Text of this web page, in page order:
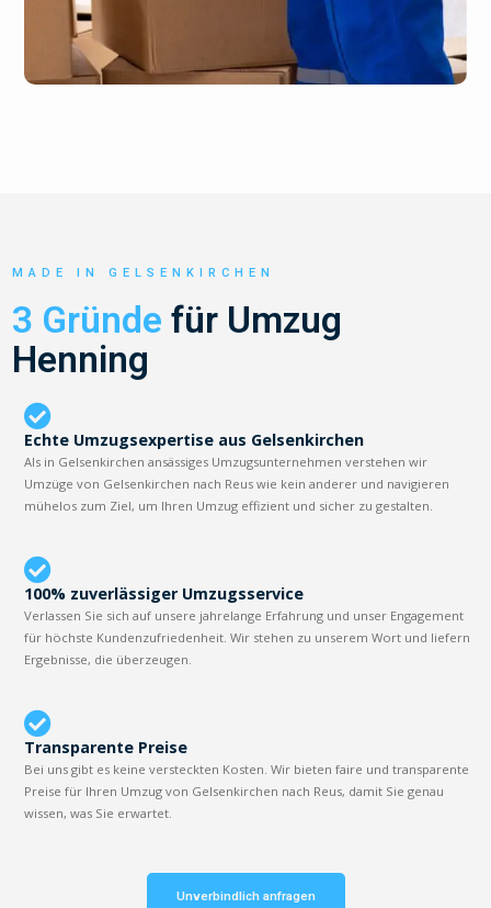
MADE IN GELSENKIRCHEN
3 Gründe für Umzug
Henning
Echte Umzugsexpertise aus Gelsenkirchen
Als in Gelsenkirchen ansässiges Umzugsunternehmen verstehen wir
Umzüge von Gelsenkirchen nach Reus wie kein anderer und navigieren
mühelos zum Ziel, um Ihren Umzug effizient und sicher zu gestalten.
100% zuverlässiger Umzugsservice
Verlassen Sie sich auf unsere jahrelange Erfahrung und unser Engagement
für höchste Kundenzufriedenheit. Wir stehen zu unserem Wort und liefern
Ergebnisse, die überzeugen.
Transparente Preise
Bei uns gibt es keine versteckten Kosten. Wir bieten faire und transparente
Preise für Ihren Umzug von Gelsenkirchen nach Reus, damit Sie genau
wissen, was Sie erwartet.
Unverbindlich anfragen